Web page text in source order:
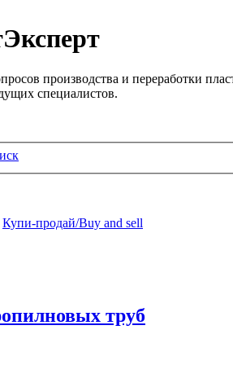
производства и переработки
специалистов.
Купи-продай/Buy and sell
труб